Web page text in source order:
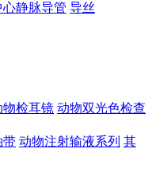
静脉导管 导丝
物检耳镜 动物双光色检查
带 动物注射输液系列 其